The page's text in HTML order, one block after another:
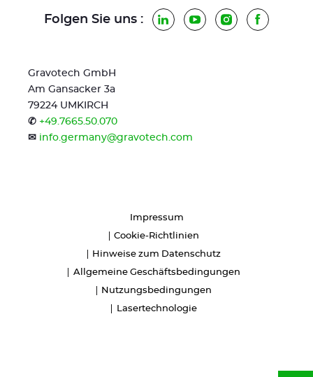
Folgen Sie uns : LinkedInYouTubeInstagram
Gravotech GmbH
Am Gansacker 3a
79224 UMKIRCH
✆ +49.7665.50.070
✉ info.germany@gravotech.com
Impressum
Cookie-Richtlinien
Hinweise zum Datenschutz
Allgemeine Geschäftsbedingungen
Nutzungsbedingungen
Lasertechnologie